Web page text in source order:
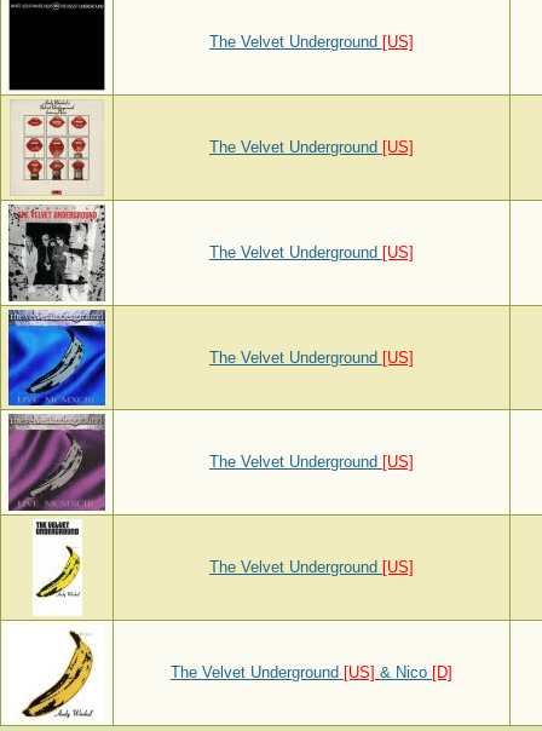
The Velvet Underground [US]
The Velvet Underground [US]
The Velvet Underground [US]
The Velvet Underground [US]
The Velvet Underground [US]
The Velvet Underground [US]
The Velvet Underground [US] & Nico [D]